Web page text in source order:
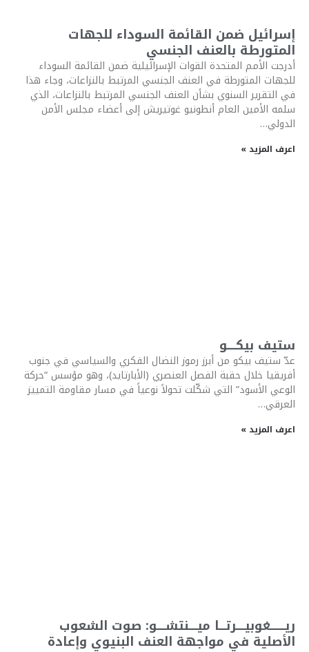
إسرائيل ضمن القائمة السوداء للجهات
المتورطة بالعنف الجنسي
أدرجت الأمم المتحدة القوات الإسرائيلية ضمن القائمة السوداء
للجهات المتورطة في العنف الجنسي المرتبط بالنزاعات، وجاء هذا
في التقرير السنوي بشأن العنف الجنسي المرتبط بالنزاعات، الذي
سلمه الأمين العام أنطونيو غوتيريش إلى أعضاء مجلس الأمن
الدولي…
اعرف المزيد »
ستيف بيكــــو
عدّ ستيف بيكو من أبرز رموز النضال الفكري والسياسي في جنوب
أفريقيا خلال حقبة الفصل العنصري (الأبارتايد)، وهو مؤسس “حركة
الوعي الأسود” التي شكّلت تحولاً نوعياً في مسار مقاومة التمييز
العرقي…
اعرف المزيد »
ريـــــــغوبيــــرتـــا ميــــنتشــــو: صوت الشعوب
الأصلية في مواجهة العنف البنيوي وإعادة